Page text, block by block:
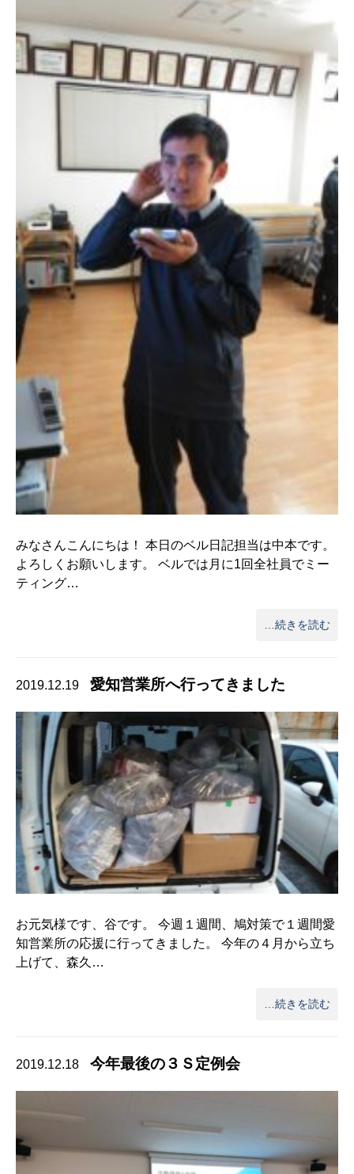
みなさんこんにちは！ 本日のベル日記担当は中本です。
よろしくお願いします。 ベルでは月に1回全社員でミー
ティング…
…続きを読む
2019.12.19 愛知営業所へ行ってきました
お元気様です、谷です。 今週１週間、鳩対策で１週間愛
知営業所の応援に行ってきました。 今年の４月から立ち
上げて、森久…
…続きを読む
2019.12.18 今年最後の３Ｓ定例会